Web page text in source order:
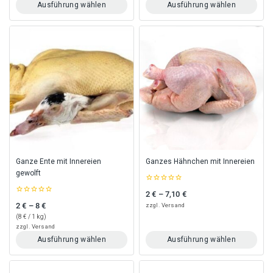
Ausführung wählen
Dieses
mehrere
Varianten
auf.
Die
Optionen
können
auf
der
gewählt
werden
Ausführung wählen
Dieses
mehrere
Varianten
auf.
Die
Optionen
können
auf
gewählt
Ganze Ente mit Innereien
gewolft
out
of
5
2€ – 8€Preisspanne: 2 € bis 8 €
(8€ / 1 kg)
zzgl. Versand
Ausführung wählen
Dieses
Ganzes Hähnchen mit Innereien
out
of
2€ – 7,10 €Preisspanne: 2 € bis 7,10 €
zzgl. Versand
Ausführung wählen
Dieses